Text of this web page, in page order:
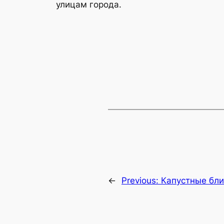
улицам города.
← Previous: Капустные